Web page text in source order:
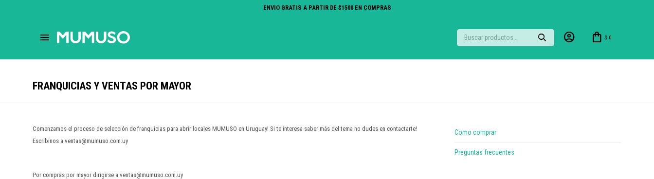
ENVIO GRATIS A PARTIR DE $1500 EN COMPRAS
menu $ 0
FRANQUICIAS Y VENTAS POR MAYOR
Comenzamos el proceso de selección de franquicias para abrir locales MUMUSO en Uruguay! Si te interesa saber más del tema no dudes en contactarte!
Escribinos a ventas@mumuso.com.uy
Por compras por mayor dirigirse a ventas@mumuso.com.uy
Como comprar
Preguntas frecuentes
close
store